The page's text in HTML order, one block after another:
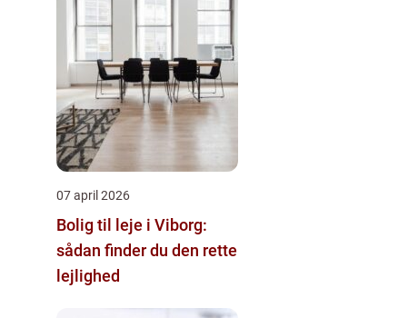
07 april 2026
Bolig til leje i Viborg:
sådan finder du den rette
lejlighed